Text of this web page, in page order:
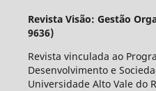
Revista Visão: Gestão
9636)
Revista vinculada ao
Desenvolvimento e
Universidade Alto Vale do